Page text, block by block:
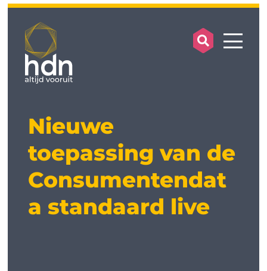
search
Nieuwe
toepassing van de
Consumentendat
a standaard live